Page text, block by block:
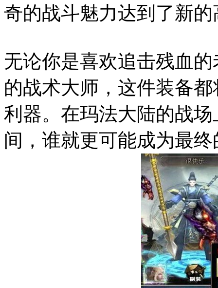
奇的战斗魅力达到了新的
无论你是喜欢追击残血
的战术大师，这件装备
利器。在玛法大陆的战
间，谁就更可能成为最